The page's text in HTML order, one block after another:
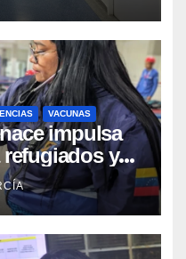
VACUNAS
impulsa
y
en